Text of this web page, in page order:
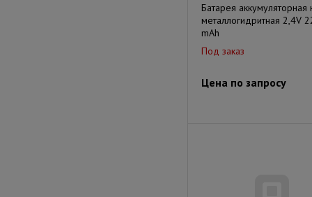
Батарея аккумуляторная
металлогидритная 2,4V
mAh
Под заказ
Цена по запросу